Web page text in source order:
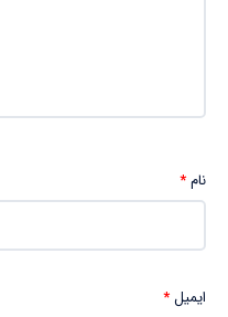
نام*
ایمیل*